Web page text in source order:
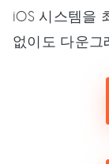
iOS 시스템을
없이도 다운그